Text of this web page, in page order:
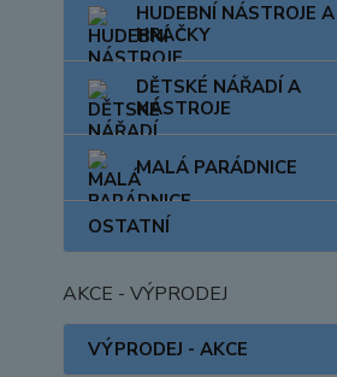
HUDEBNÍ NÁSTROJE A
HRAČKY
DĚTSKÉ NÁŘADÍ A
NÁSTROJE
MALÁ PARÁDNICE
OSTATNÍ
AKCE - VÝPRODEJ
VÝPRODEJ - AKCE